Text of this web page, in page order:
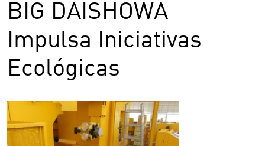
BIG DAISHOWA
Impulsa Iniciativas
Ecológicas